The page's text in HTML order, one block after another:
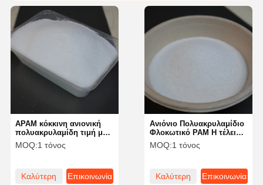
Ανιόνιο Πολυακρυλαμίδιο
Φλοκωτικό PAM Η τέλεια
λύση για την
αποτελεσματικότητα της
MOQ:1 τόνος
Καλύτερη
Επικοινωνία
APAM κόκκινη ανιονική
πολυακρυλαμίδη τιμή με
σύντομο χρόνο διάλυσης
και γρήγορο ρυθμό
MOQ:1 τόνος
Καλύτερη
Επικοινωνία